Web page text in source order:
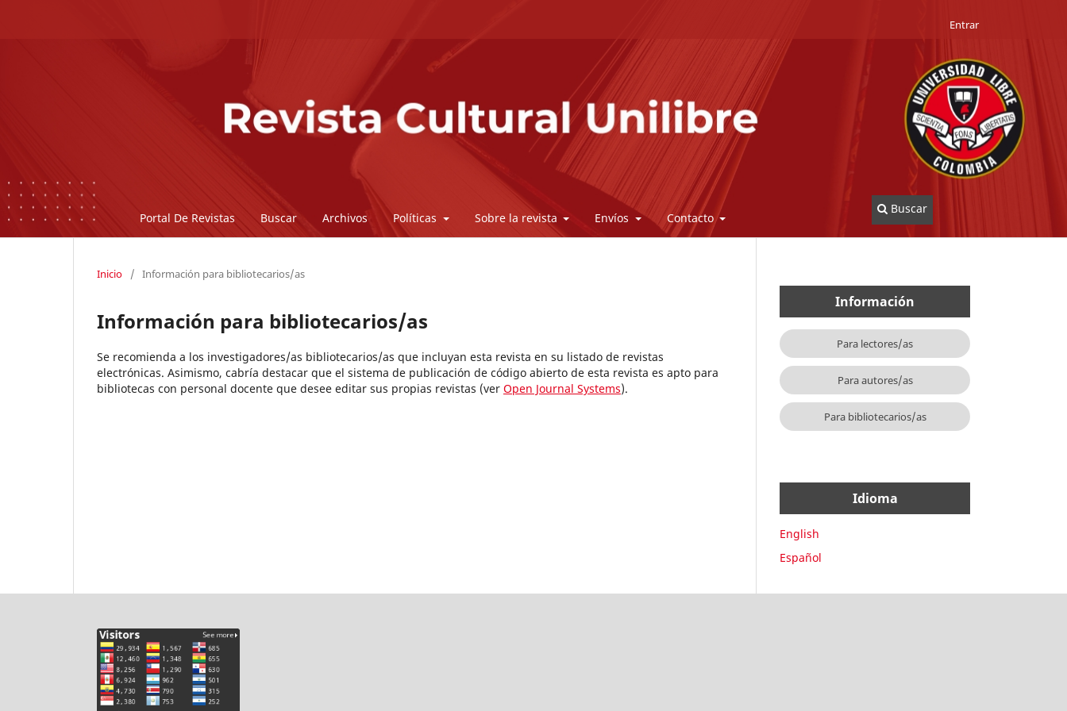
Portal De Revistas Buscar Archivos Políticas Sobre la revista Envíos Contacto
Buscar
Entrar
Inicio / Información para bibliotecarios/as
Información para bibliotecarios/as
Se recomienda a los investigadores/as bibliotecarios/as que incluyan esta revista en su listado de revistas
electrónicas. Asimismo, cabría destacar que el sistema de publicación de código abierto de esta revista es apto para
bibliotecas con personal docente que desee editar sus propias revistas (ver Open Journal Systems).
Información
Para lectores/as
Para autores/as
Para bibliotecarios/as
Idioma
English
Español